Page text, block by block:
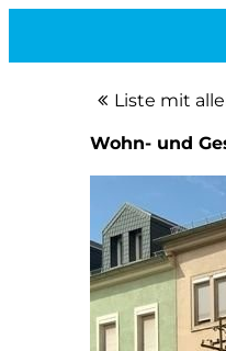
Liste mit
Wohn- und